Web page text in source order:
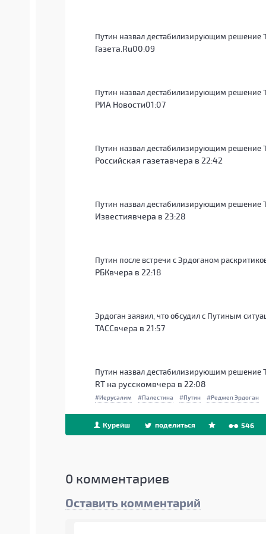
Путин назвал дестабилизирующим решение
Газета.Ru00:09
Путин назвал дестабилизирующим решение
РИА Новости01:07
Путин назвал дестабилизирующим решение
Российская газетавчера в 22:42
Путин назвал дестабилизирующим решение
Известиявчера в 23:28
Путин после встречи с Эрдоганом
РБКвчера в 22:18
Эрдоган заявил, что обсудил с Путиным
ТАССвчера в 21:57
Путин назвал дестабилизирующим решение
RT на русскомвчера в 22:08
Иерусалим Палестина Путин Реджеп Эрдоган
Курейш поделиться 546
0 комментариев
Оставить комментарий